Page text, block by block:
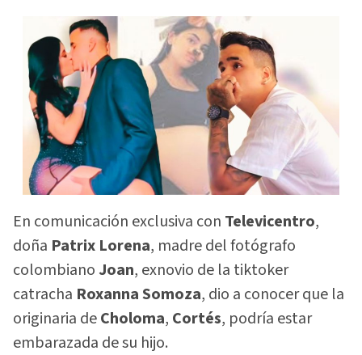
En comunicación exclusiva con Televicentro,
doña Patrix Lorena, madre del fotógrafo
colombianoJoan, exnovio de la tiktoker
catracha Roxanna Somoza, dio a conocer que la
originaria deCholoma, Cortés, podría estar
embarazada de su hijo.